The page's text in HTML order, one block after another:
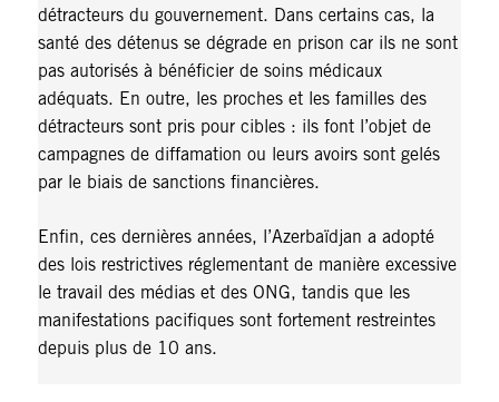
détracteurs du gouvernement. Dans certains cas, la
santé des détenus se dégrade en prison car ils ne sont
pas autorisés à bénéficier de soins médicaux
adéquats. En outre, les proches et les familles des
détracteurs sont pris pour cibles : ils font l’objet de
campagnes de diffamation ou leurs avoirs sont gelés
par le biais de sanctions financières.
Enfin, ces dernières années, l’Azerbaïdjan a adopté
des lois restrictives réglementant de manière excessive
le travail des médias et des ONG, tandis que les
manifestations pacifiques sont fortement restreintes
depuis plus de 10 ans.